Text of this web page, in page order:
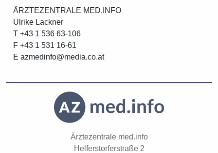
ÄRZTEZENTRALE MED.INFO
Ulrike Lackner
T +43 1 536 63-106
F +43 1 531 16-61
E az dinfo dia co at
Ärztezentrale med.info
Helferstorferstraße 2